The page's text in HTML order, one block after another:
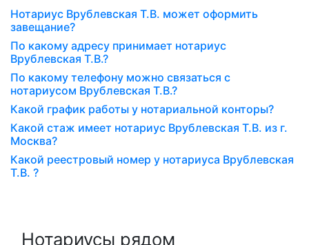
Нотариус Врублевская Т.В. может оформить
завещание?
По какому адресу принимает нотариус
Врублевская Т.В.?
По какому телефону можно связаться с
нотариусом Врублевская Т.В.?
Какой график работы у нотариальной конторы?
Какой стаж имеет нотариус Врублевская Т.В. из г.
Москва?
Какой реестровый номер у нотариуса Врублевская
Т.В. ?
Нотариусы рядом